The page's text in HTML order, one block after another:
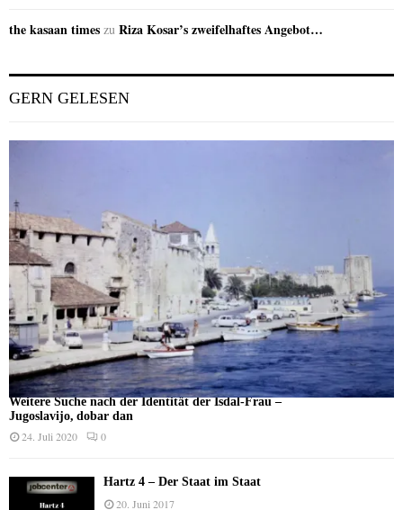
the kasaan times zu Riza Kosar’s zweifelhaftes Angebot…
GERN GELESEN
Weitere Suche nach der Identität der Isdal-Frau –
Jugoslavijo, dobar dan
24. Juli 2020 0
Hartz 4 – Der Staat im Staat
20. Juni 2017